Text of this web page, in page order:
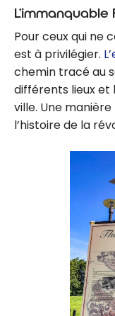
Pour ceux qui ne
est à privilégier.
chemin tracé au
différents lieux
ville. Une
l’histoire de la